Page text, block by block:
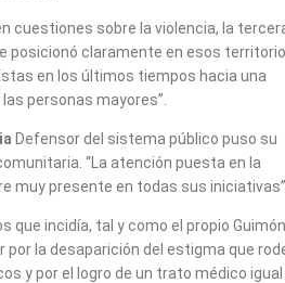
cuestiones sobre la violencia, la
posicionó claramente en esos
en los últimos tiempos hacia una
personas mayores”.
Defensor del sistema público puso su
“La atención puesta en la
muy presente en todas sus
que incidía, tal y como el propio Guimón
por la desaparición del estigma que
y por el logro de un trato médico igual